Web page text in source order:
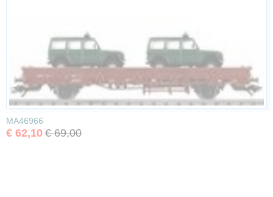
MA46966
€ 62,10 € 69,00